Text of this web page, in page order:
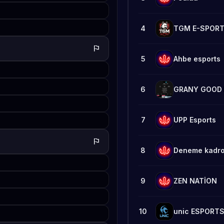
flag
flag
4 TGM E-SPORT
5 Ahbe esports
6 GRANY GOOD
7 UPP Esports
8 Deneme
9 ZEN NATİON
10 unic ESPORTS